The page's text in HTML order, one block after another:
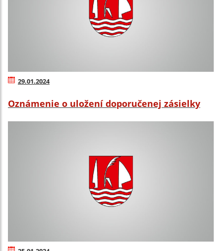
29.01.2024
Oznámenie o uložení doporučenej zásielky